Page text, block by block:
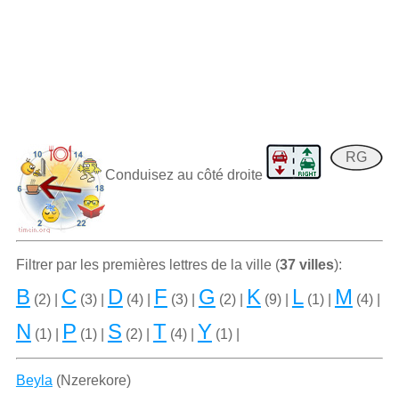
RG
Conduisez au côté droite
Filtrer par les premiѐres lettres de la ville (37 villes):
B (2) | C (3) | D(4) | F (3) | G (2) | K (9) | L(1) | M (4) |
N (1) | P (1) | S (2) | T (4) | Y (1) |
Beyla (Nzerekore)